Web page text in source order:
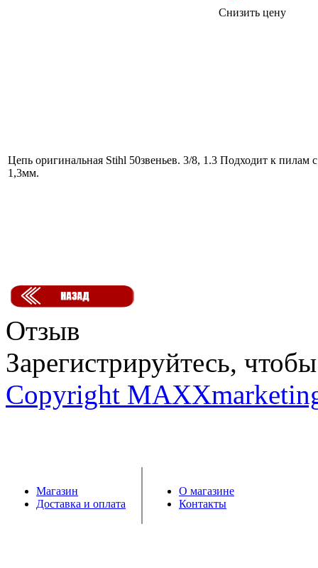
Снизить цену
Цепь оригинальная Stihl 50звеньев. 3/8, 1.3 Подходит к
1,3мм.
Отзыв
Зарегистрируйтесь,
Copyright
Магазин
Доставка и оплата
О магазине
Контакты